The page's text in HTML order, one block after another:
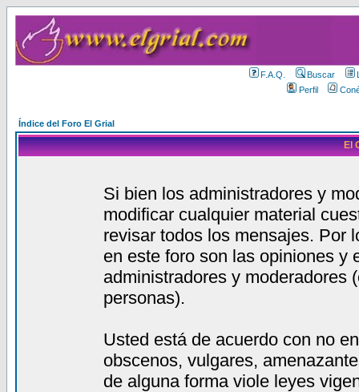
F.A.Q. Buscar
Perfil
Índice del Foro El Grial
El
Si bien los administradores y
modificar cualquier material
revisar todos los mensajes. Por
en este foro son las opiniones y
administradores y moderadores
personas).
Usted está de acuerdo con no
obscenos, vulgares,
de alguna forma viole leyes